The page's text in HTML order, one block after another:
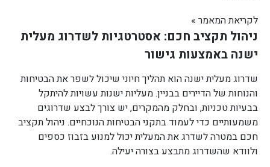
לקריאת המאמר »
ניהול תקציב חכם: אסטרטגיות לשדרוג מעלית
ישנה באמצעות גישור
שדרוג מעלית ישנה הוא תהליך חיוני שיכול לשפר את הבטיחות
והנוחות של הדיירים בבניין. מעליות ישנות עשויות להיתקל
בבעיות טכניות, ובחלק מהמקרים, יש צורך לבצע שדרוגים
משמעותיים כדי לעמוד בתקני הבטיחות הנוכחיים. ניהול תקציב
חכם במטרה לשדרג את המעלית יכול למנוע בזבוז כספים
ולוודא שהשדרוג מתבצע בצורה יעילה.